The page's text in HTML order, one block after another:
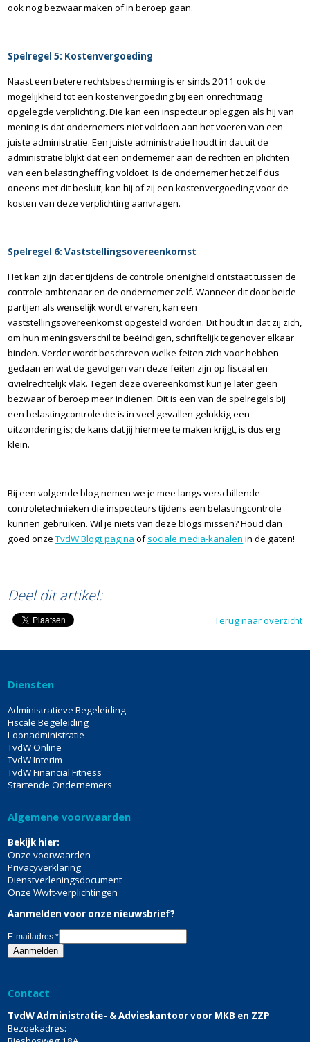
ook nog bezwaar maken of in beroep gaan.
Spelregel 5: Kostenvergoeding
Naast een betere rechtsbescherming is er sinds 2011 ook de
mogelijkheid tot een kostenvergoeding bij een onrechtmatig
opgelegde verplichting. Die kan een inspecteur opleggen als hij van
mening is dat ondernemers niet voldoen aan het voeren van een
juiste administratie. Een juiste administratie houdt in dat uit de
administratie blijkt dat een ondernemer aan de rechten en plichten
van een belastingheffing voldoet. Is de ondernemer het zelf dus
oneens met dit besluit, kan hij of zij een kostenvergoeding voor de
kosten van deze verplichting aanvragen.
Spelregel 6: Vaststellingsovereenkomst
Het kan zijn dat er tijdens de controle onenigheid ontstaat tussen de
controle-ambtenaar en de ondernemer zelf. Wanneer dit door beide
partijen als wenselijk wordt ervaren, kan een
vaststellingsovereenkomst opgesteld worden. Dit houdt in dat zij zich,
om hun meningsverschil te beëindigen, schriftelijk tegenover elkaar
binden. Verder wordt beschreven welke feiten zich voor hebben
gedaan en wat de gevolgen van deze feiten zijn op fiscaal en
civielrechtelijk vlak. Tegen deze overeenkomst kun je later geen
bezwaar of beroep meer indienen. Dit is een van de spelregels bij
een belastingcontrole die is in veel gevallen gelukkig een
uitzondering is; de kans dat jij hiermee te maken krijgt, is dus erg
klein.
Bij een volgende blog nemen we je mee langs verschillende
controletechnieken die inspecteurs tijdens een belastingcontrole
kunnen gebruiken. Wil je niets van deze blogs missen? Houd dan
goed onzeTvdW Blogt pagina ofsociale media-kanalen in de gaten!
Deel dit artikel:
Terug naar overzicht
Diensten
Administratieve Begeleiding
Fiscale Begeleiding
Loonadministratie
TvdW Online
TvdW Interim
TvdW Financial Fitness
Startende Ondernemers
Algemene voorwaarden
Bekijk hier:
Onze voorwaarden
Privacyverklaring
Dienstverleningsdocument
Onze Wwft-verplichtingen
Aanmelden voor onze nieuwsbrief?
E-mailadres*
Contact
TvdW Administratie- & Advieskantoor voor MKB en ZZP
Bezoekadres: